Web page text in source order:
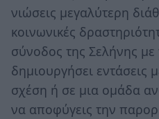
νιώσεις μεγαλύτερη
κοινωνικές
σύνοδος της Σελήνης
δημιουργήσει εντάσεις
σχέση ή σε μια ομάδα
να αποφύγεις την